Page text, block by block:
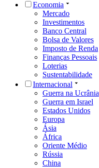
Economia
Mercado
Investimentos
Banco Central
Bolsa de Valores
Imposto de Renda
Finanças Pessoais
Loterias
Sustentabilidade
Internacional
Guerra na Ucrânia
Guerra em Israel
Estados Unidos
Europa
Ásia
África
Oriente Médio
Rússia
China